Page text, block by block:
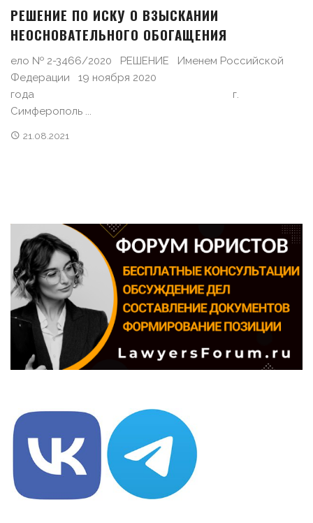
РЕШЕНИЕ ПО ИСКУ О ВЗЫСКАНИИ
НЕОСНОВАТЕЛЬНОГО ОБОГАЩЕНИЯ
ело № 2-3466/2020 РЕШЕНИЕ Именем Российской
Федерации 19 ноября 2020
года г.
Симферополь ...
21.08.2021